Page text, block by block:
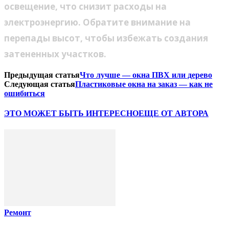
освещение, что снизит расходы на
электроэнергию. Обратите внимание на
перепады высот, чтобы избежать создания
затененных участков.
Предыдущая статьяЧто лучше — окна ПВХ или дерево
Следующая статьяПластиковые окна на заказ — как не
ошибиться
ЭТО МОЖЕТ БЫТЬ ИНТЕРЕСНОЕЩЕ ОТ АВТОРА
Ремонт